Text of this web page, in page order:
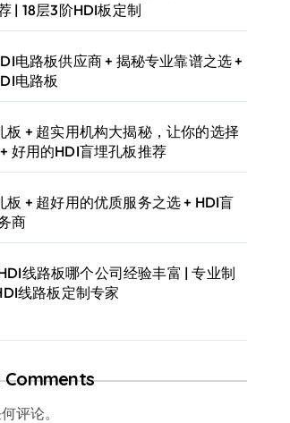
| 18层3阶HDI板定制
电路板供应商 + 揭秘专业靠谱之选 +
电路板
板 + 超实用机构大揭秘，让你的选择
好用的HDI盲埋孔板推荐
板 + 超好用的优质服务之选 + HDI盲
商
线路板哪个公司经验丰富 | 专业制
线路板定制专家
Comments
评论。